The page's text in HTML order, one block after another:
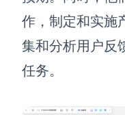
作，制定和实施
集和分析用户反
任务。